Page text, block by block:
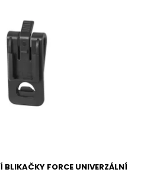
FORCE UNIVERZÁLNÍ